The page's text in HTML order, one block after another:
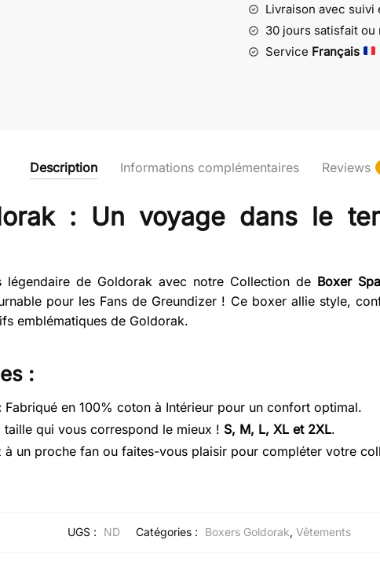
Émotion
Goldorak
Livraison avec suivi
30 jours satisfait ou
Service Français
Description Informations complémentaires Reviews
: Un voyage dans le
légendaire de Goldorak avec notre Collection de Boxer
pour les Fans de Greundizer ! Ce boxer allie style,
emblématiques de Goldorak.
:
Fabriqué en 100% coton à Intérieur pour un confort optimal.
taille qui vous correspond le mieux ! S, M, L, XL et 2XL.
à un proche fan ou faites-vous plaisir pour compléter votre
UGS : ND Catégories : Boxers Goldorak, Vêtements